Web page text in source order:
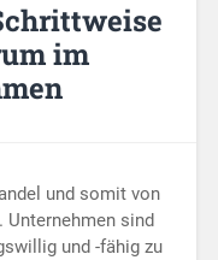
im
und somit von
Unternehmen sind
und -fähig zu